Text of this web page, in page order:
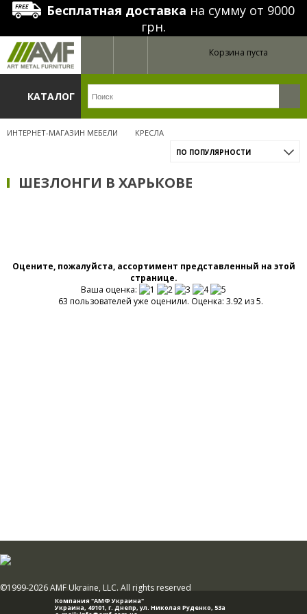
Бесплатная доставка на сумму от 9000
грн.
Корзина пуста
КАТАЛОГ
ИНТЕРНЕТ-МАГАЗИН МЕБЕЛИ КРЕСЛА
ПО ПОПУЛЯРНОСТИ
ШЕЗЛОНГИ В ХАРЬКОВЕ
Оцените, пожалуйста, ассортимент представленный на этой
странице.
Ваша оценка:
63 пользователей уже оценили. Оценка: 3.92 из 5.
Компания "АМФ Украина"
Украина, 49101, г. Днепр,ул. Николая Руденко, 53а
©1999-2026 AMF Ukraine, LLC. All rights reserved